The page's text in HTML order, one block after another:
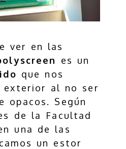
ver en las
es un
que nos
exterior al no ser
opacos. Según
de la Facultad
una de las
un estor